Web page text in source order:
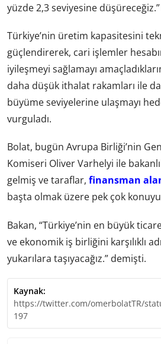
yüzde 2,3 seviyesine
Türkiye’nin üretim kapasitesini
güçlendirerek, cari işlemler
iyileşmeyi sağlamayı
daha düşük ithalat rakamları ile
büyüme seviyelerine ulaşmayı
vurguladı.
Bolat, bugün Avrupa Birliği’nin
Komiseri Oliver Varhelyi ile
gelmiş ve taraflar, finansman
başta olmak üzere pek çok konuyu
Bakan, “Türkiye’nin en büyük
ve ekonomik iş birliğini karşılıklı
yukarılara taşıyacağız.” demişti.
Kaynak:
https://twitter.com/omerbolatTR/
197